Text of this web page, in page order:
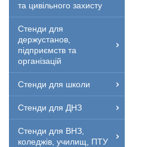
та цивільного захисту
Стенди для
держустанов,
підприємств та
організацій
Стенди для школи
Стенди для ДНЗ
Стенди для ВНЗ,
коледжів, училищ, ПТУ